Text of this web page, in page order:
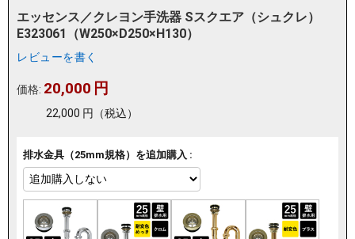
エッセンス／クレヨン手洗器 Sスクエア（シュクレ）
E323061（W250×D250×H130）
レビューを書く
価格: 20,000 円
22,000 円 （税込）
排水金具（25mm規格）を追加購入 :